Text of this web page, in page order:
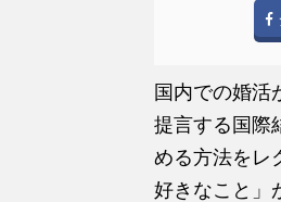
国内での婚活
提言する国際
める方法をレ
好きなこと」